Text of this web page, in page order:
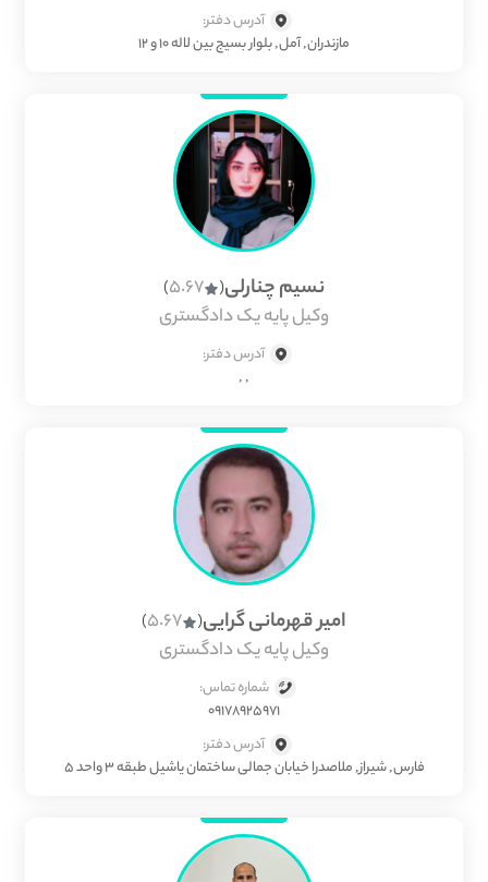
آدرس دفتر:
مازندران, آمل, بلوار بسیج بین لاله ۱۰ و ۱۲
نسیم چنارلی(
5.67
)
وکیل پایه یک دادگستری
آدرس دفتر:
, ,
امیر قهرمانی گرایی(
5.67
)
وکیل پایه یک دادگستری
شماره تماس:
09178925971
آدرس دفتر:
فارس, شیراز, ملاصدرا خیابان جمالی ساختمان یاشیل طبقه 3 واحد 5